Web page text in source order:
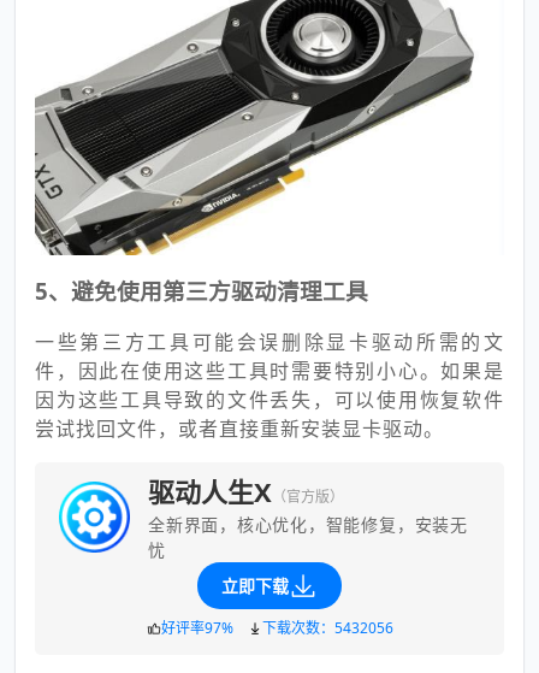
5、避免使用第三方驱动清理工具
一些第三方工具可能会误删除显卡驱动所需的文
件，因此在使用这些工具时需要特别小心。如果是
因为这些工具导致的文件丢失，可以使用恢复软件
尝试找回文件，或者直接重新安装显卡驱动。
驱动人生X （官方版）
全新界面，核心优化，智能修复，安装无
忧
立即下载
好评率97% 下载次数：5432056